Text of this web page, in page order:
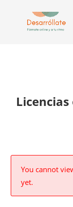
You cannot
yet.